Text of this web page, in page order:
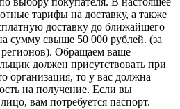
тарифы на доставку, а также
доставку до ближайшего
сумму свыше 50 000 рублей. (за
Обращаем ваше
должен присутствовать при
организация, то у вас должна
на получение. Если вы
вам потребуется паспорт.